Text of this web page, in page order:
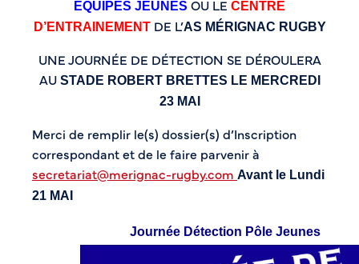
ÉQUIPES JEUNES OU LE CENTRE
D’ENTRAINEMENT DE L’AS MÉRIGNAC RUGBY
UNE JOURNÉE DE DÉTECTION SE DÉROULERA
AU STADE ROBERT BRETTES LE MERCREDI
23 MAI
Merci de remplir le(s) dossier(s) d’Inscription
correspondant et de le faire parvenir à
secretariat@merignac-rugby.com Avant le Lundi
21 MAI
Journée Détection Pôle Jeunes